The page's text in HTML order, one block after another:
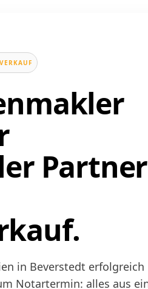
Partner
in Beverstedt erfolgreich
Notartermin: alles aus